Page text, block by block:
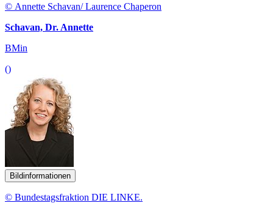
© Annette Schavan/ Laurence Chaperon
Schavan, Dr. Annette
BMin
()
Bildinformationen
© Bundestagsfraktion DIE LINKE.